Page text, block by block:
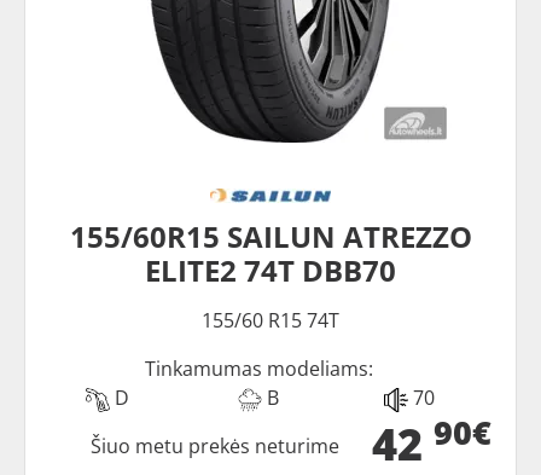
155/60R15 SAILUN ATREZZO
ELITE2 74T DBB70
155/60 R15 74T
Tinkamumas modeliams:
D
B 70
42 90€
Šiuo metu prekės neturime